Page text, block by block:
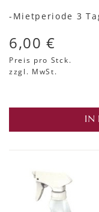
-Mietperiode 3
6,00 €
Preis pro Stck.
zzgl. MwSt.